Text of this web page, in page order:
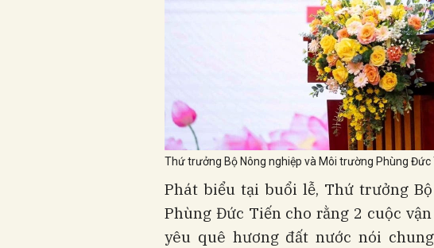
Thứ trưởng Bộ Nông nghiệp và Môi trường Phùng Đức
Phát biểu tại buổi lễ, Thứ trưởng
Phùng Đức Tiến cho rằng 2 cuộc
yêu quê hương đất nước nói